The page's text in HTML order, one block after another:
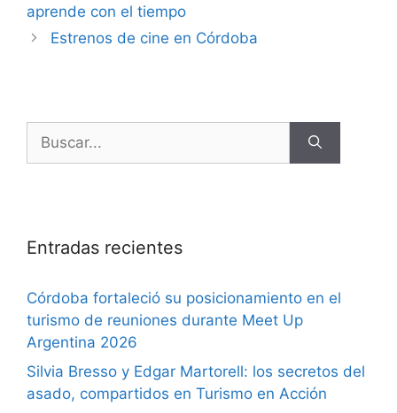
aprende con el tiempo
Estrenos de cine en Córdoba
Entradas recientes
Córdoba fortaleció su posicionamiento en el
turismo de reuniones durante Meet Up
Argentina 2026
Silvia Bresso y Edgar Martorell: los secretos del
asado, compartidos en Turismo en Acción